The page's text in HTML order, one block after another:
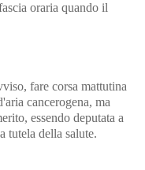
oraria quando il
fare corsa mattutina
cancerogena, ma
essendo deputata a
tutela della salute.